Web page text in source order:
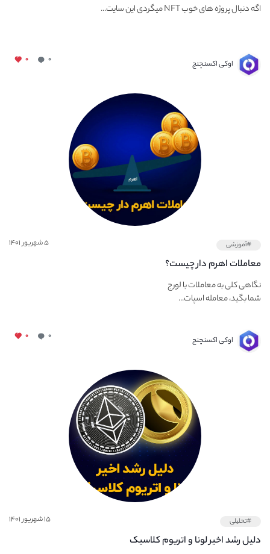
اگه دنبال پروژه های خوب NFT میگردی این سایت...
اوکی اکسنچنج ۰ ۰
#آموزشی ۵ شهریور ۱۴۰۱
معاملات اهرم دار چیست؟
نگاهی کلی به معاملات با لورج
شما بگید، معامله اسپات...
اوکی اکسنچنج ۰ ۰
#تحلیلی ۱۵ شهریور ۱۴۰۱
دلیل رشد اخیر لونا و اتریوم کلاسیک